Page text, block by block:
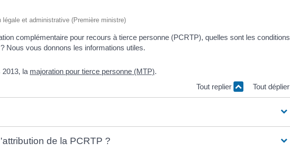
et administrative (Première ministre)
complémentaire pour recours à tierce personne (PCRTP), quelles sont les conditions
Nous vous donnons les informations utiles.
2013, la majoration pour tierce personne (MTP).
Tout replier
Tout déplier
de la PCRTP ?